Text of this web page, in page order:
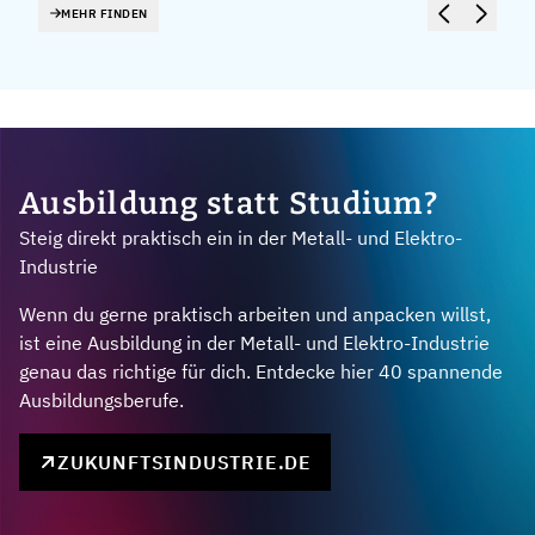
MEHR FINDEN
Ausbildung statt Studium?
Steig direkt praktisch ein in der Metall- und Elektro-
Industrie
Wenn du gerne praktisch arbeiten und anpacken willst,
ist eine Ausbildung in der Metall- und Elektro-Industrie
genau das richtige für dich. Entdecke hier 40 spannende
Ausbildungsberufe.
ZUKUNFTSINDUSTRIE.DE